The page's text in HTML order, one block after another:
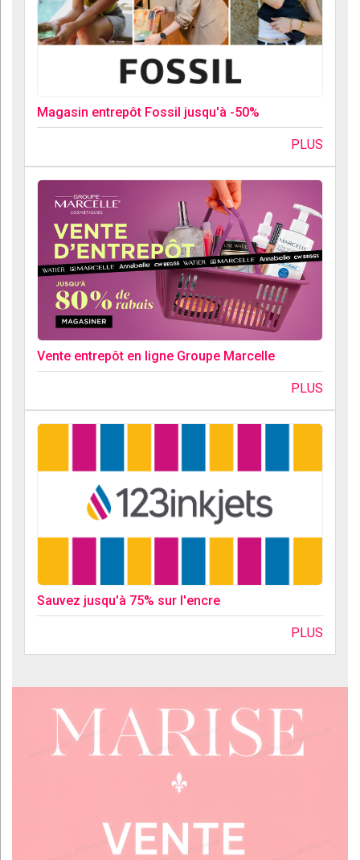
Magasin entrepôt Fossil jusqu'à -50%
PLUS
Vente entrepôt en ligne Groupe Marcelle
PLUS
Sauvez jusqu'à 75% sur l'encre
PLUS